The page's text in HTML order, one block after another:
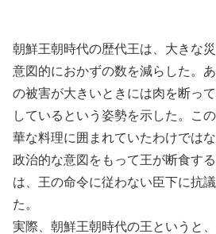
朝鮮王朝時代の歴代王は、大きな
意図的におかずの数を減らした。
の被害が大きいときには肉を断っ
しているという姿勢を示した。こ
華な料理に囲まれていたわけではな
政治的な意図をもって王が断食す
は、王の命令に従わない臣下に抗
た。
実際、朝鮮王朝時代の王というと